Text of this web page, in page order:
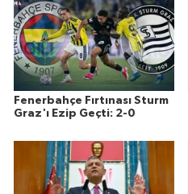
Fenerbahçe Fırtınası Sturm
Graz'ı Ezip Geçti: 2-0